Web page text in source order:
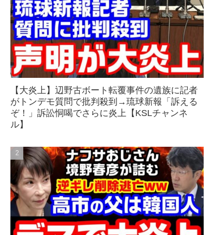
【大炎上】辺野古ボート転覆事件の遺族に記者
がトンデモ質問で批判殺到→琉球新報「訴える
ぞ！」訴訟恫喝でさらに炎上【KSLチャンネ
ル】